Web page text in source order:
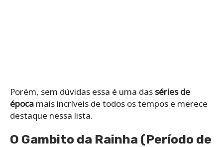
Porém, sem dúvidas essa é uma das séries de
época mais incríveis de todos os tempos e merece
destaque nessa lista.
O Gambito da Rainha (Período de